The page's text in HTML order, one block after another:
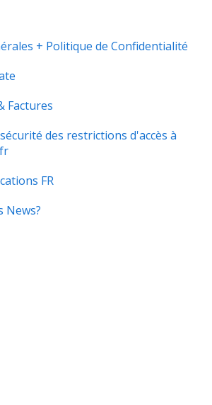
+ Politique de Confidentialité
Factures
des restrictions d'accès à
FR
News?